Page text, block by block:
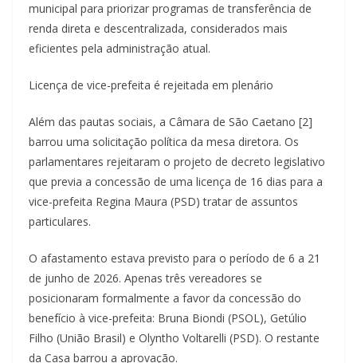
municipal para priorizar programas de transferência de
renda direta e descentralizada, considerados mais
eficientes pela administração atual.
Licença de vice-prefeita é rejeitada em plenário
Além das pautas sociais, a Câmara de São Caetano [2]
barrou uma solicitação política da mesa diretora. Os
parlamentares rejeitaram o projeto de decreto legislativo
que previa a concessão de uma licença de 16 dias para a
vice-prefeita Regina Maura (PSD) tratar de assuntos
particulares.
O afastamento estava previsto para o período de 6 a 21
de junho de 2026. Apenas três vereadores se
posicionaram formalmente a favor da concessão do
benefício à vice-prefeita: Bruna Biondi (PSOL), Getúlio
Filho (União Brasil) e Olyntho Voltarelli (PSD). O restante
da Casa barrou a aprovação.